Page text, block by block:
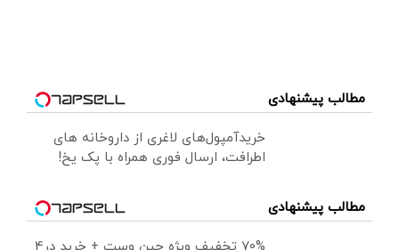
مطالب پیشنهادی
خریدآمپول‌های لاغری از داروخانه های
اطرافت، ارسال فوری همراه با پک یخ!
مطالب پیشنهادی